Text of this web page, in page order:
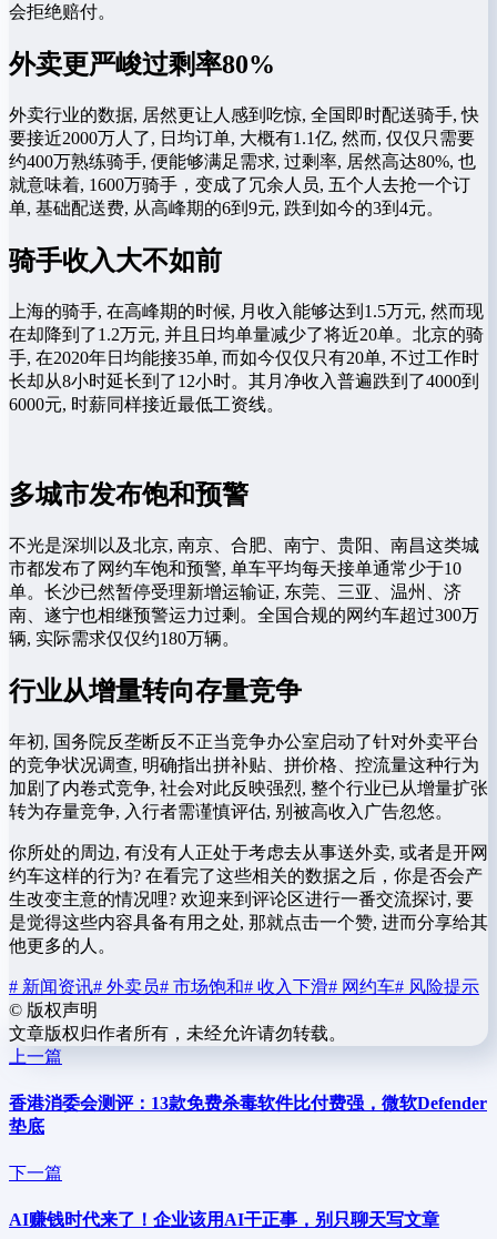
会拒绝赔付。
外卖更严峻过剩率80%
外卖行业的数据, 居然更让人感到吃惊, 全国即时配送骑手, 快
要接近2000万人了, 日均订单, 大概有1.1亿, 然而, 仅仅只需要
约400万熟练骑手, 便能够满足需求, 过剩率, 居然高达80%, 也
就意味着, 1600万骑手，变成了冗余人员, 五个人去抢一个订
单, 基础配送费, 从高峰期的6到9元, 跌到如今的3到4元。
骑手收入大不如前
上海的骑手, 在高峰期的时候, 月收入能够达到1.5万元, 然而现
在却降到了1.2万元, 并且日均单量减少了将近20单。北京的骑
手, 在2020年日均能接35单, 而如今仅仅只有20单, 不过工作时
长却从8小时延长到了12小时。其月净收入普遍跌到了4000到
6000元, 时薪同样接近最低工资线。
多城市发布饱和预警
不光是深圳以及北京, 南京、合肥、南宁、贵阳、南昌这类城
市都发布了网约车饱和预警, 单车平均每天接单通常少于10
单。长沙已然暂停受理新增运输证, 东莞、三亚、温州、济
南、遂宁也相继预警运力过剩。全国合规的网约车超过300万
辆, 实际需求仅仅约180万辆。
行业从增量转向存量竞争
年初, 国务院反垄断反不正当竞争办公室启动了针对外卖平台
的竞争状况调查, 明确指出拼补贴、拼价格、控流量这种行为
加剧了内卷式竞争, 社会对此反映强烈, 整个行业已从增量扩张
转为存量竞争, 入行者需谨慎评估, 别被高收入广告忽悠。
你所处的周边, 有没有人正处于考虑去从事送外卖, 或者是开网
约车这样的行为? 在看完了这些相关的数据之后，你是否会产
生改变主意的情况哩? 欢迎来到评论区进行一番交流探讨, 要
是觉得这些内容具备有用之处, 那就点击一个赞, 进而分享给其
他更多的人。
# 新闻资讯# 外卖员# 市场饱和# 收入下滑# 网约车# 风险提示
© 版权声明
文章版权归作者所有，未经允许请勿转载。
上一篇
香港消委会测评：13款免费杀毒软件比付费强，微软Defender
垫底
下一篇
AI赚钱时代来了！企业该用AI干正事，别只聊天写文章